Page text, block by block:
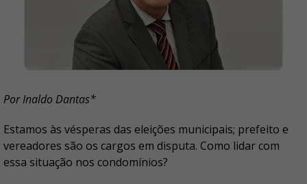
Por Inaldo Dantas*
Estamos às vésperas das eleições municipais; prefeito e
vereadores são os cargos em disputa. Como lidar com
essa situação nos condomínios?